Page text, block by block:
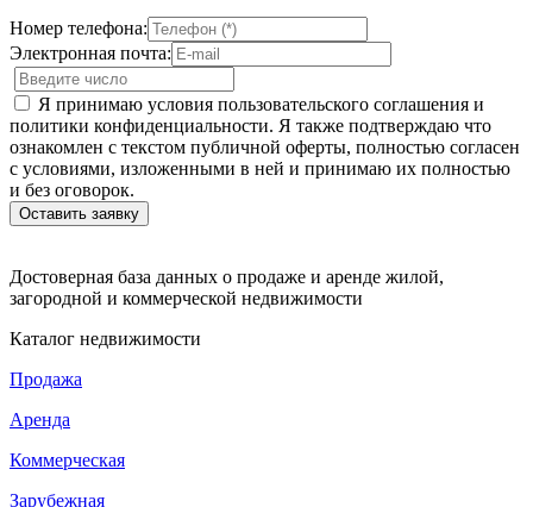
Номер телефона:
Электронная почта:
Я принимаю условия пользовательского соглашения и
политики конфиденциальности. Я также подтверждаю что
ознакомлен с текстом публичной оферты, полностью согласен
с условиями, изложенными в ней и принимаю их полностью
и без оговорок.
Достоверная база данных о продаже и аренде жилой,
загородной и коммерческой недвижимости
Каталог недвижимости
Продажа
Аренда
Коммерческая
Зарубежная